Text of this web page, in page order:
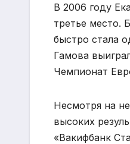
В 2006 году
третье место.
быстро стала
Гамова
Чемпионат
Несмотря на
высоких
«Вакифбанк